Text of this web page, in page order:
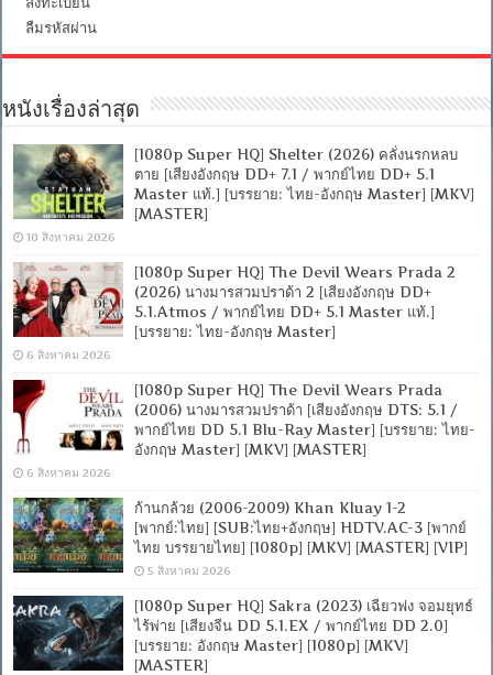
อังกฤษ
[MASTER]
ลืมรหัสผ่าน
หนังเรื่องล่าสุด
[1080p Super HQ] Shelter (2026) คลั่งนรกหลบ
ตาย [เสียงอังกฤษ DD+ 7.1 / พากย์ไทย DD+ 5.1
Master แท้.] [บรรยาย: ไทย-อังกฤษ Master] [MKV]
[MASTER]
10 สิงหาคม 2026
[1080p Super HQ] The Devil Wears Prada 2
(2026) นางมารสวมปราด้า 2 [เสียงอังกฤษ DD+
5.1.Atmos / พากย์ไทย DD+ 5.1 Master แท้.]
[บรรยาย: ไทย-อังกฤษ Master]
6 สิงหาคม 2026
[1080p Super HQ] The Devil Wears Prada
(2006) นางมารสวมปราด้า [เสียงอังกฤษ DTS: 5.1 /
พากย์ไทย DD 5.1 Blu-Ray Master] [บรรยาย: ไทย-
อังกฤษ Master] [MKV] [MASTER]
6 สิงหาคม 2026
ก้านกล้วย (2006-2009) Khan Kluay 1-2
[พากย์:ไทย] [SUB:ไทย+อังกฤษ] HDTV.AC-3 [พากย์
ไทย บรรยายไทย] [1080p] [MKV] [MASTER] [VIP]
5 สิงหาคม 2026
[1080p Super HQ] Sakra (2023) เฉียวฟง จอมยุทธ์
ไร้พ่าย [เสียงจีน DD 5.1.EX / พากย์ไทย DD 2.0]
[บรรยาย: อังกฤษ Master] [1080p] [MKV]
[MASTER]